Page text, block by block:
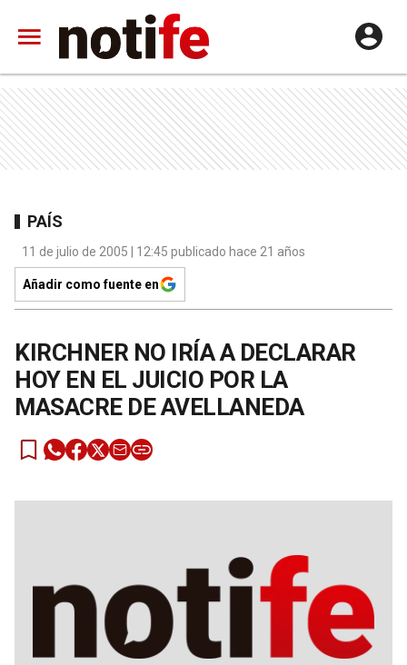
PAÍS
11 de julio de 2005 | 12:45 publicado hace 21 años
Añadir como fuente en
KIRCHNER NO IRÍA A DECLARAR
HOY EN EL JUICIO POR LA
MASACRE DE AVELLANEDA